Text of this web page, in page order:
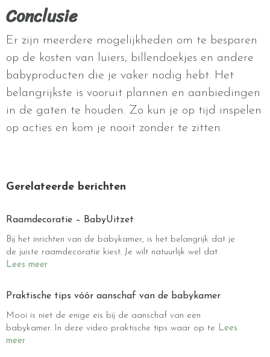
Conclusie
Er zijn meerdere mogelijkheden om te besparen
op de kosten van luiers, billendoekjes en andere
babyproducten die je vaker nodig hebt. Het
belangrijkste is vooruit plannen en aanbiedingen
in de gaten te houden. Zo kun je op tijd inspelen
op acties en kom je nooit zonder te zitten.
Gerelateerde berichten
Raamdecoratie – BabyUitzet
Bij het inrichten van de babykamer, is het belangrijk dat je
de juiste raamdecoratie kiest. Je wilt natuurlijk wel dat
Lees meer
Praktische tips vóór aanschaf van de babykamer
Mooi is niet de enige eis bij de aanschaf van een
babykamer. In deze video praktische tips waar op te Lees
meer